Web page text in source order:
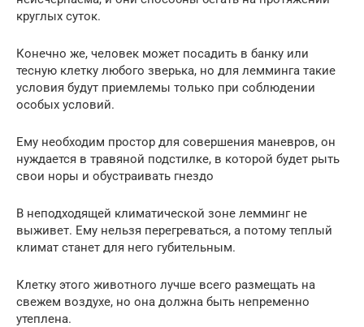
круглых суток.
Конечно же, человек может посадить в банку или
тесную клетку любого зверька, но для лемминга такие
условия будут приемлемы только при соблюдении
особых условий.
Ему необходим простор для совершения маневров, он
нуждается в травяной подстилке, в которой будет рыть
свои норы и обустраивать гнездо
В неподходящей климатической зоне лемминг не
выживет. Ему нельзя перегреваться, а потому теплый
климат станет для него губительным.
Клетку этого животного лучше всего размещать на
свежем воздухе, но она должна быть непременно
утеплена.